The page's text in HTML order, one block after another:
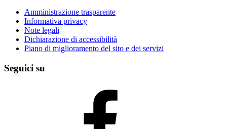
Amministrazione trasparente
Informativa privacy
Note legali
Dichiarazione di accessibilità
Piano di miglioramento del sito e dei servizi
Seguici su